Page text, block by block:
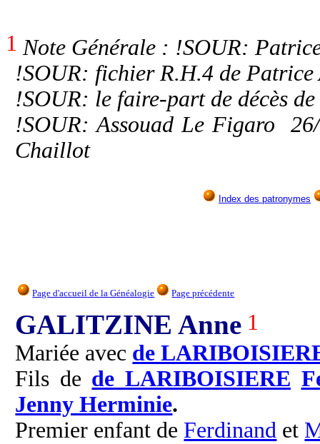
1 Note Générale : !SOUR:
!SOUR: fichier R.H.4 de Patrice
!SOUR: le faire-part de décès
!SOUR: Assouad Le Figaro
Chaillot
Index des patronymes
Page d'accueil de la Généalogie Page précédente
GALITZINE Anne 1
Mariée avec de
Fils de de LARIBOISIERE
Jenny Herminie.
Premier enfant de Ferdinand et